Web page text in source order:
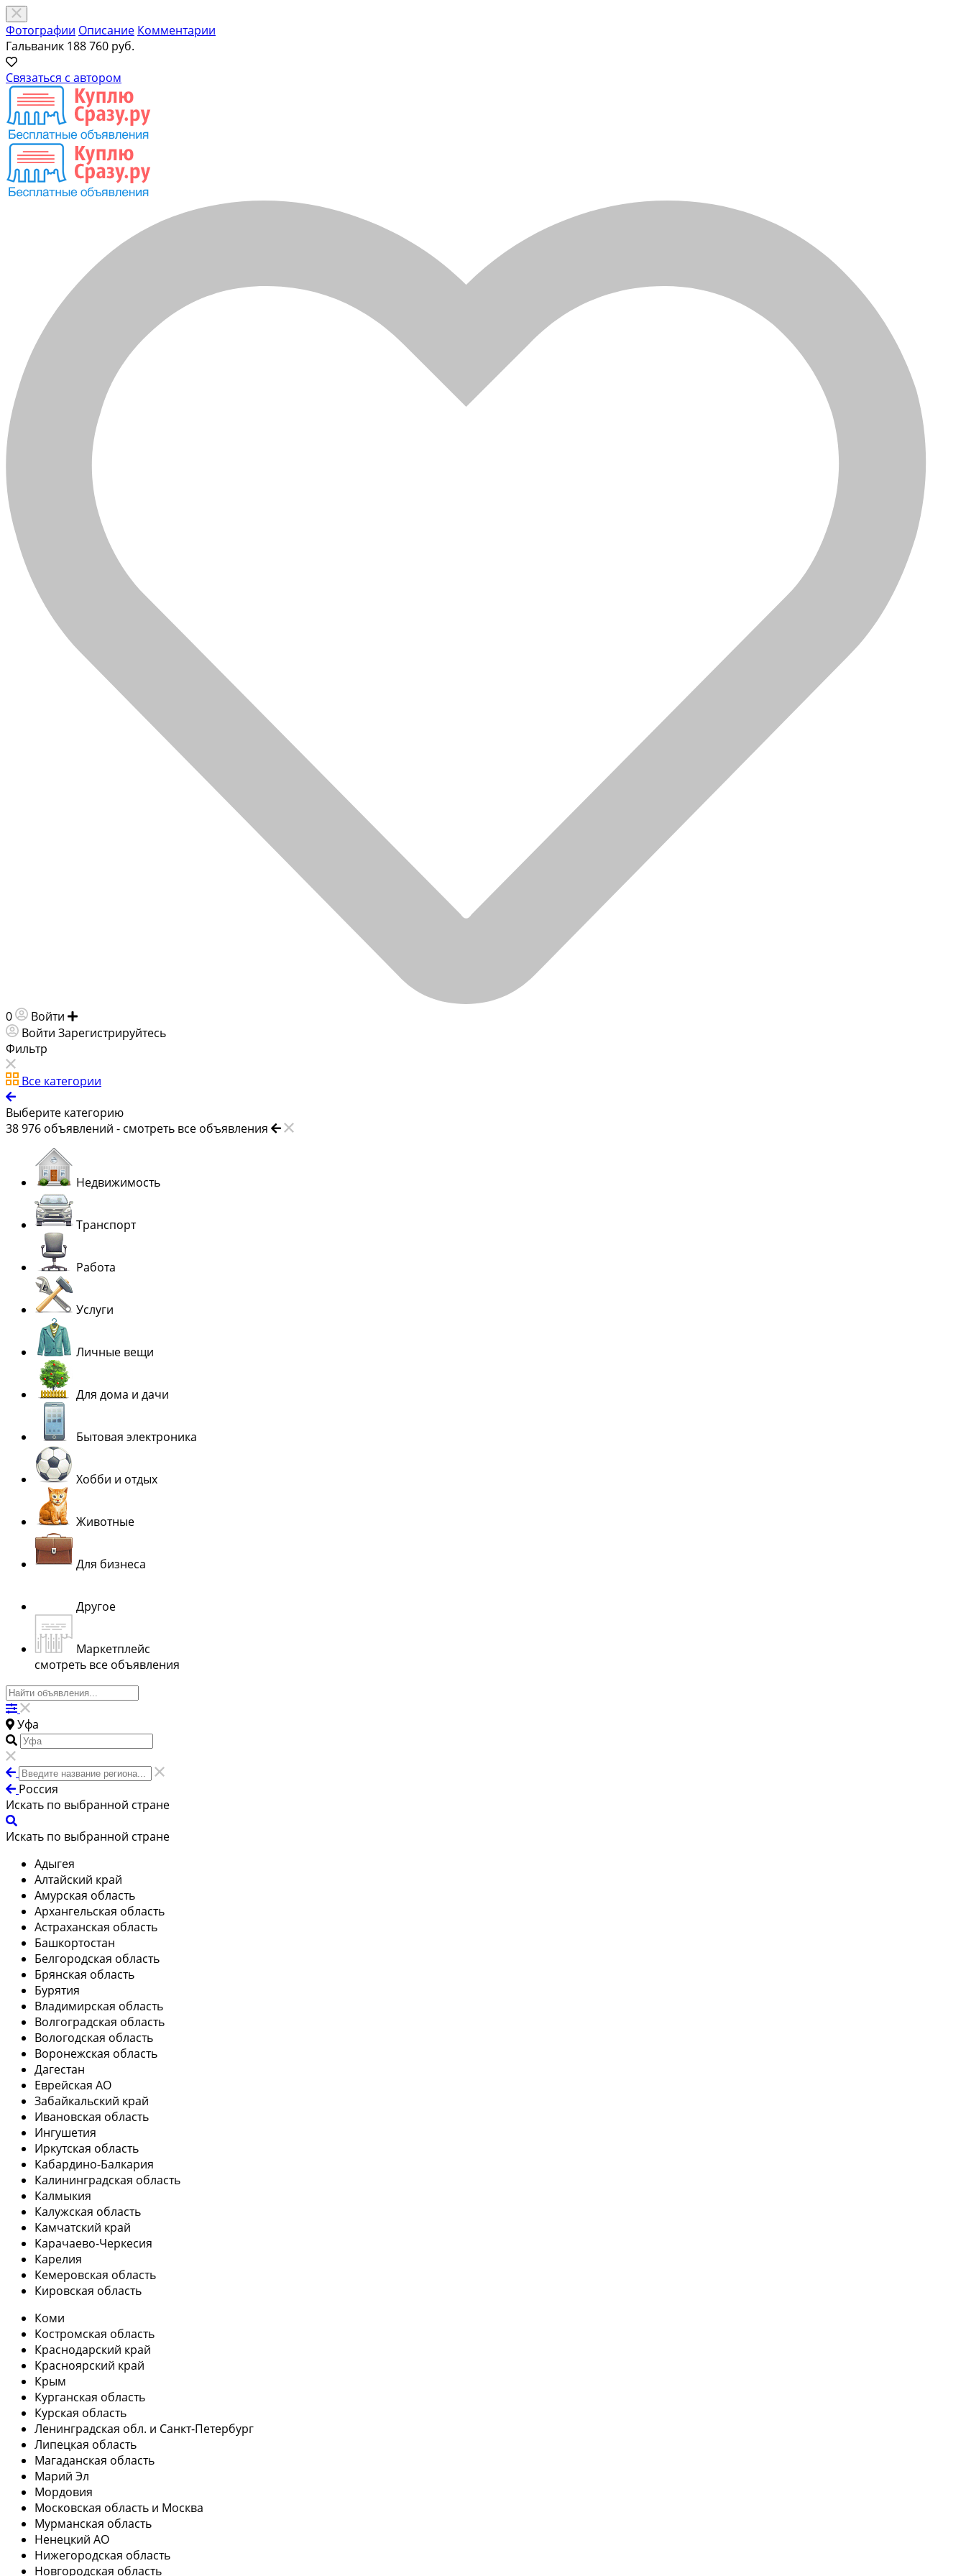
Фотографии Описание Комментарии
Гальваник 188 760 руб.
Связаться с автором
0 Войти
Войти Зарегистрируйтесь
Фильтр
Все категории
Выберите категорию
38 976 объявлений - смотреть все объявления
Недвижимость
Транспорт
Работа
Услуги
Личные вещи
Для дома и дачи
Бытовая электроника
Хобби и отдых
Животные
Для бизнеса
Другое
Маркетплейс
смотреть все объявления
Уфа
Россия
Искать по выбранной стране
Искать по выбранной стране
Адыгея
Алтайский край
Амурская область
Архангельская область
Астраханская область
Башкортостан
Белгородская область
Брянская область
Бурятия
Владимирская область
Волгоградская область
Вологодская область
Воронежская область
Дагестан
Еврейская АО
Забайкальский край
Ивановская область
Ингушетия
Иркутская область
Кабардино-Балкария
Калининградская область
Калмыкия
Калужская область
Камчатский край
Карачаево-Черкесия
Карелия
Кемеровская область
Кировская область
Коми
Костромская область
Краснодарский край
Красноярский край
Крым
Курганская область
Курская область
Ленинградская обл. и Санкт-Петербург
Липецкая область
Магаданская область
Марий Эл
Мордовия
Московская область и Москва
Мурманская область
Ненецкий АО
Нижегородская область
Новгородская область